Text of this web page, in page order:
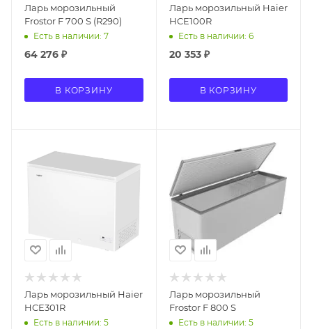
Ларь морозильный
Frostor F 700 S (R290)
Есть в наличии: 7
64 276 ₽
В КОРЗИНУ
Ларь морозильный Haier
HCE100R
Есть в наличии: 6
20 353₽
В КОРЗИНУ
Ларь морозильный Haier
HCE301R
Есть в наличии: 5
Ларь морозильный
Frostor F 800 S
Есть в наличии: 5